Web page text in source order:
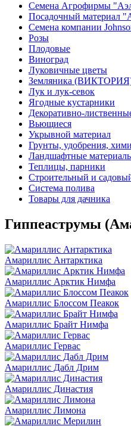
Семена Агрофирмы
Посадочный материал
Семена компании
Розы
Плодовые
Виноград
Луковичные цветы
Земляника
Лук и лук-севок
Ягодные кустарники
Декоративно-
Вьющиеся
Укрывной материал
Грунты, удобрения,
Ландшафтные
Теплицы, парники
Строительный и
Система полива
Товары для дачника
Гиппеаструмы
Амариллис Антарктика
Амариллис Арктик Нимфа
Амариллис Блоссом Пеакок
Амариллис Брайт Нимфа
Амариллис Гервас
Амариллис Дабл Дрим
Амариллис Династия
Амариллис Лимона